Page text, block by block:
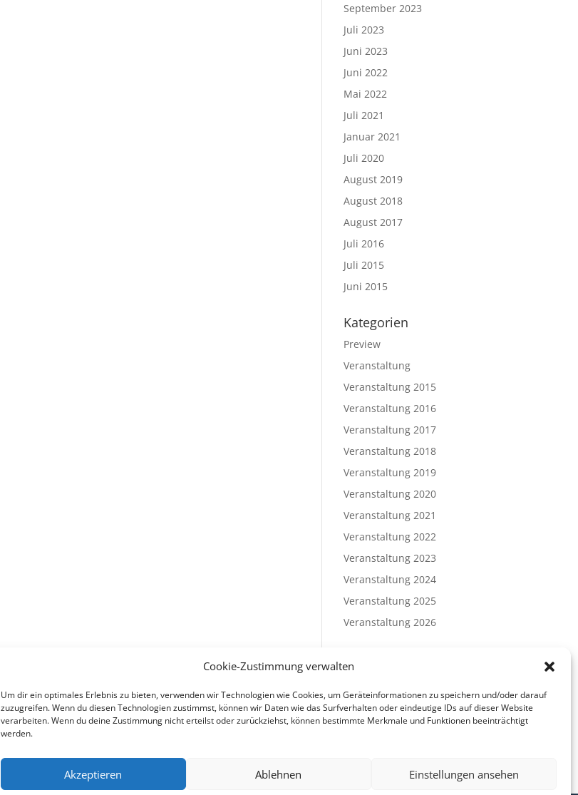
Cookie-Zustimmung verwalten
Um dir ein optimales Erlebnis zu bieten, verwenden wir Technologien wie Cookies, um Geräteinformationen zu speichern und/oder darauf
zuzugreifen. Wenn du diesen Technologien zustimmst, können wir Daten wie das Surfverhalten oder eindeutige IDs auf dieser Website
verarbeiten. Wenn du deine Zustimmung nicht erteilst oder zurückziehst, können bestimmte Merkmale und Funktionen beeinträchtigt
werden.
Akzeptieren Ablehnen Einstellungen ansehen
September 2023
Juli 2023
Juni 2023
Juni 2022
Mai 2022
Juli 2021
Januar 2021
Juli 2020
August 2019
August 2018
August 2017
Juli 2016
Juli 2015
Juni 2015
Kategorien
Preview
Veranstaltung
Veranstaltung 2015
Veranstaltung 2016
Veranstaltung 2017
Veranstaltung 2018
Veranstaltung 2019
Veranstaltung 2020
Veranstaltung 2021
Veranstaltung 2022
Veranstaltung 2023
Veranstaltung 2024
Veranstaltung 2025
Veranstaltung 2026
Eintrags-Feed
Kommentar-Feed